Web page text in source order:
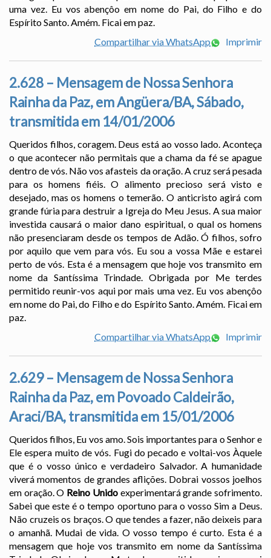
uma vez. Eu vos abençôo em nome do Pai, do Filho e do
Espírito Santo. Amém. Ficai em paz.
Compartilhar via WhatsApp
Imprimir
2.628 – Mensagem de Nossa Senhora
Rainha da Paz, em Angüera/BA, Sábado,
transmitida em 14/01/2006
Queridos filhos, coragem. Deus está ao vosso lado. Aconteça
o que acontecer não permitais que a chama da fé se apague
dentro de vós. Não vos afasteis da oração. A cruz será pesada
para os homens fiéis. O alimento precioso será visto e
desejado, mas os homens o temerão. O anticristo agirá com
grande fúria para destruir a Igreja do Meu Jesus. A sua maior
investida causará o maior dano espiritual, o qual os homens
não presenciaram desde os tempos de Adão. Ó filhos, sofro
por aquilo que vem para vós. Eu sou a vossa Mãe e estarei
perto de vós. Esta é a mensagem que hoje vos transmito em
nome da Santíssima Trindade. Obrigada por Me terdes
permitido reunir-vos aqui por mais uma vez. Eu vos abençôo
em nome do Pai, do Filho e do Espírito Santo. Amém. Ficai em
paz.
Compartilhar via WhatsApp
Imprimir
2.629 – Mensagem de Nossa Senhora
Rainha da Paz, em Povoado Caldeirão,
Araci/BA, transmitida em 15/01/2006
Queridos filhos, Eu vos amo. Sois importantes para o Senhor e
Ele espera muito de vós. Fugi do pecado e voltai-vos Àquele
que é o vosso único e verdadeiro Salvador. A humanidade
viverá momentos de grandes aflições. Dobrai vossos joelhos
em oração. O Reino Unidoexperimentará grande sofrimento.
Sabei que este é o tempo oportuno para o vosso Sim a Deus.
Não cruzeis os braços. O que tendes a fazer, não deixeis para
o amanhã. Mudai de vida. O vosso tempo é curto. Esta é a
mensagem que hoje vos transmito em nome da Santíssima